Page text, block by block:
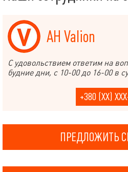
АН Valion
С удовольствием ответим на
будние дни, с 10-00 до 16-00 в
+380 (XX)
ПРЕДЛОЖИТЬ